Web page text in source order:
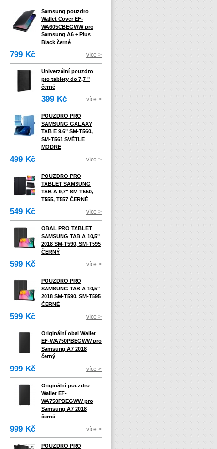
Samsung pouzdro
Wallet Cover EF-
WA605CBEGWW pro
Samsung A6 + Plus
Black černé
799 Kč více >
Univerzální pouzdro
pro tablety do 7,7 "
černé
399 Kč více >
POUZDRO PRO
SAMSUNG GALAXY
TAB E 9.6" SM-T560,
SM-T561 SVĚTLE
MODRÉ
499 Kč více >
POUZDRO PRO
TABLET SAMSUNG
TAB A 9,7" SM-T550,
T555, T557 ČERNÉ
549 Kč více >
OBAL PRO TABLET
SAMSUNG TAB A 10,5"
2018 SM-T590, SM-T595
ČERNÝ
599 Kč více >
POUZDRO PRO
SAMSUNG TAB A 10,5"
2018 SM-T590, SM-T595
ČERNÉ
599 Kč více >
Originální obal Wallet
EF-WA750PBEGWW pro
Samsung A7 2018
černý
999 Kč více >
Originální pouzdro
Wallet EF-
WA750PBEGWW pro
Samsung A7 2018
černé
999 Kč více >
POUZDRO PRO